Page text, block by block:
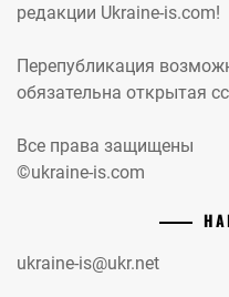
редакции Ukraine-is.com!
Перепубликация
обязательна открытая
Все права защищены
©ukraine-is.com
ukraine-is@ukr.net